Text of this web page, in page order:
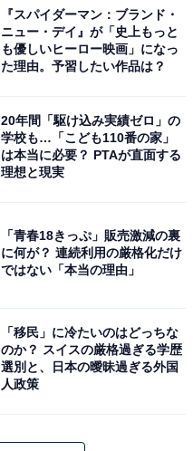
『スパイダーマン：ブランド・
ニュー・デイ』が「史上もっと
も優しいヒーロー映画」になっ
た理由。予習したい作品は？
20年間「駆け込み実績ゼロ」の
学校も…「こども110番の家」
は本当に必要？ PTAが直面する
理想と現実
「青春18きっぷ」販売激減の裏
に何が？ 連続利用の厳格化だけ
ではない「本当の理由」
「移民」に冷たいのはどっちな
のか？ スイスの厳格過ぎる学歴
選別と、日本の曖昧過ぎる外国
人政策